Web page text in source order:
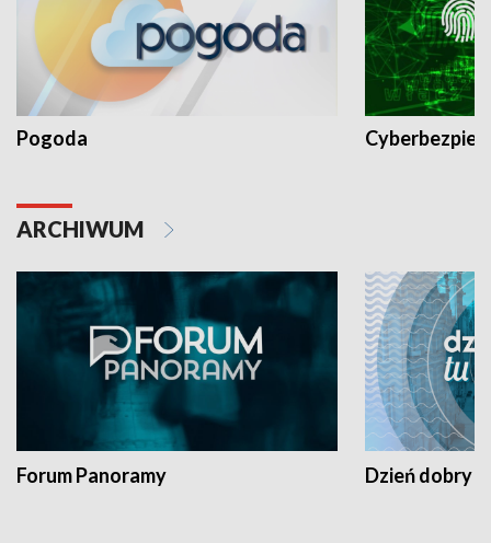
Pogoda
ARCHIWUM
Forum Panoramy Dzień dobry